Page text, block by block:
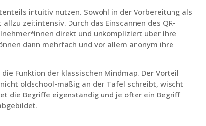
intuitiv nutzen. Sowohl in der Vorbereitung als
zeitintensiv. Durch das Einscannen des QR-
direkt und unkompliziert über ihre
dann mehrfach und vor allem anonym ihre
Funktion der klassischen Mindmap. Der Vorteil
oldschool-mäßig an der Tafel schreibt, wischt
die Begriffe eigenständig und je öfter ein Begriff